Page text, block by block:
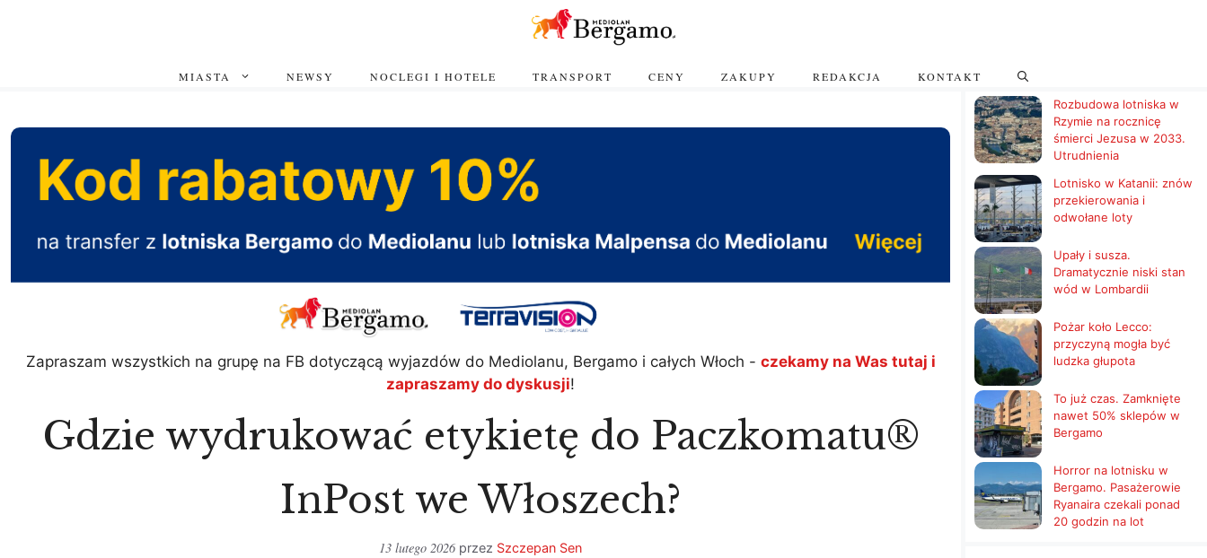
MIASTA NEWSY NOCLEGI I HOTELE TRANSPORT CENY ZAKUPY REDAKCJA KONTAKT
Zapraszam wszystkich na grupę na FB dotyczącą wyjazdów do Mediolanu, Bergamo i całych Włoch - czekamy na Was tutaj i
zapraszamy do dyskusji!
Gdzie wydrukować etykietę do Paczkomatu®
InPost we Włoszech?
13 lutego 2026 przez Szczepan Sen
Rozbudowa lotniska w
Rzymie na rocznicę
śmierci Jezusa w 2033.
Utrudnienia
Lotnisko w Katanii: znów
przekierowania i
odwołane loty
Upały i susza.
Dramatycznie niski stan
wód w Lombardii
Pożar koło Lecco:
przyczyną mogła być
ludzka głupota
To już czas. Zamknięte
nawet 50% sklepów w
Bergamo
Horror na lotnisku w
Bergamo. Pasażerowie
Ryanaira czekali ponad
20 godzin na lot